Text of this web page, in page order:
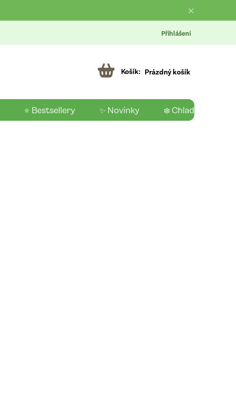
Přihlášení
Prázdný košík
⭐ Bestsellery ✨ Novinky ❄️ Chladící